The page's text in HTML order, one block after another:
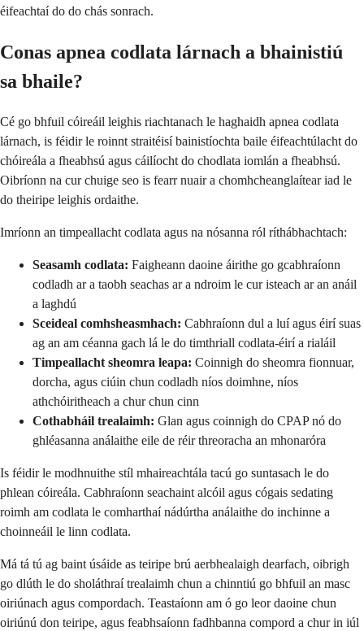
éifeachtaí do do chás sonrach.
Conas apnea codlata lárnach a bhainistiú
sa bhaile?
Cé go bhfuil cóireáil leighis riachtanach le haghaidh apnea codlata
lárnach, is féidir le roinnt straitéisí bainistíochta baile éifeachtúlacht do
chóireála a fheabhsú agus cáilíocht do chodlata iomlán a fheabhsú.
Oibríonn na cur chuige seo is fearr nuair a chomhcheanglaítear iad le
do theiripe leighis ordaithe.
Imríonn an timpeallacht codlata agus na nósanna ról ríthábhachtach:
Seasamh codlata: Faigheann daoine áirithe go gcabhraíonn
codladh ar a taobh seachas ar a ndroim le cur isteach ar an anáil
a laghdú
Sceideal comhsheasmhach: Cabhraíonn dul a luí agus éirí suas
ag an am céanna gach lá le do timthriall codlata-éirí a rialáil
Timpeallacht sheomra leapa: Coinnigh do sheomra fionnuar,
dorcha, agus ciúin chun codladh níos doimhne, níos
athchóiritheach a chur chun cinn
Cothabháil trealaimh: Glan agus coinnigh do CPAP nó do
ghléasanna análaithe eile de réir threoracha an mhonaróra
Is féidir le modhnuithe stíl mhaireachtála tacú go suntasach le do
phlean cóireála. Cabhraíonn seachaint alcóil agus cógais sedating
roimh am codlata le comharthaí nádúrtha análaithe do inchinne a
choinneáil le linn codlata.
Má tá tú ag baint úsáide as teiripe brú aerbhealaigh dearfach, oibrigh
go dlúth le do sholáthraí trealaimh chun a chinntiú go bhfuil an masc
oiriúnach agus compordach. Teastaíonn am ó go leor daoine chun
oiriúnú don teiripe, agus feabhsaíonn fadhbanna compord a chur in iúl